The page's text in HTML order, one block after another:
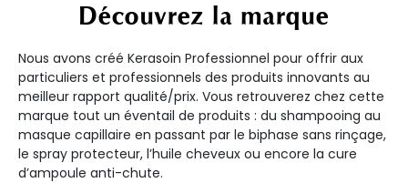
Découvrez la marque
Nous avons créé Kerasoin Professionnel pour offrir aux
particuliers et professionnels des produits innovants au
meilleur rapport qualité/prix. Vous retrouverez chez cette
marque tout un éventail de produits : du shampooing au
masque capillaire en passant par le biphase sans rinçage,
le spray protecteur, l’huile cheveux ou encore la cure
d’ampoule anti-chute.